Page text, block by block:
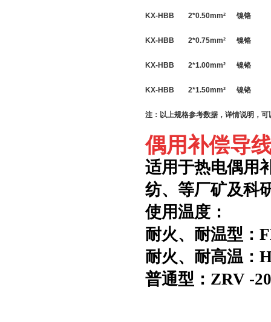
KX-HBB 2*0.50mm² 镍铬
KX-HBB 2*0.75mm² 镍铬
KX-HBB 2*1.00mm² 镍铬
KX-HBB 2*1.50mm² 镍铬
注：以上规格参考数据，详情说明，可
偶用补偿导
适用于热电偶用
纺、等厂矿及科
使用温度：
耐火、耐温型：
耐火、耐高温：
普通型： ZRV -